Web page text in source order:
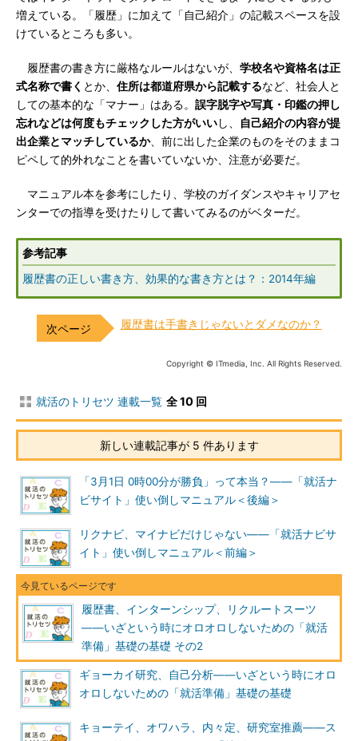
増えている。「履歴」に加えて「自己紹介」の記載スペースを設
けているところも多い。
履歴書の書き方に厳格なルールはないが、 学校名や資格名は正
式名称で書く とか、 住所は都道府県から記載するなど、社会人と
しての基本的な「マナー」はある。 誤字脱字や写真・印鑑の押し
忘れなどは何度もチェックした方がいいし、
自己紹介の内容が提
出企業とマッチしているか、前に出した企業のものをそのままコ
ピペして的外れなことを書いていないか、注意が必要だ。
マニュアル本を参考にしたり、学校のガイダンスやキャリアセ
ンターでの指導を受けたりして書いてみるのがベターだ。
参考記事
履歴書の正しい書き方、効果的な書き方とは？：2014年編
履歴書は手書きじゃないとダメなのか？
Copyright © ITmedia, Inc. All Rights Reserved.
就活のトリセツ 連載一覧 全 10 回
新しい連載記事が 5 件あります
「3月1日 0時00分が勝負」って本当？――「就活ナ
ビサイト」使い倒しマニュアル＜後編＞
リクナビ、マイナビだけじゃない――「就活ナビサ
イト」使い倒しマニュアル＜前編＞
履歴書、インターンシップ、リクルートスーツ
――いざという時にオロオロしないための「就活
準備」基礎の基礎 その2
ギョーカイ研究、自己分析――いざという時にオロ
オロしないための「就活準備」基礎の基礎
キョーテイ、オワハラ、内々定、研究室推薦――ス